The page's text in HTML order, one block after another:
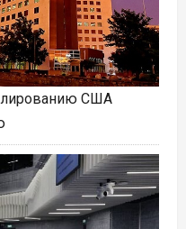
США